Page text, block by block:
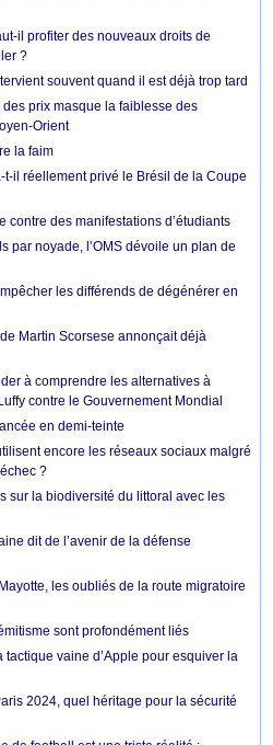
il profiter des nouveaux droits de
?
souvent quand il est déjà trop tard
prix masque la faiblesse des
Orient
la faim
t-il réellement privé le Brésil de la Coupe
contre des manifestations d’étudiants
par noyade, l’OMS dévoile un plan de
les différends de dégénérer en
Martin Scorsese annonçait déjà
à comprendre les alternatives à
contre le Gouvernement Mondial
en demi-teinte
encore les réseaux sociaux malgré
?
sur la biodiversité du littoral avec les
dit de l’avenir de la défense
les oubliés de la route migratoire
sont profondément liés
vaine d’Apple pour esquiver la
2024, quel héritage pour la sécurité